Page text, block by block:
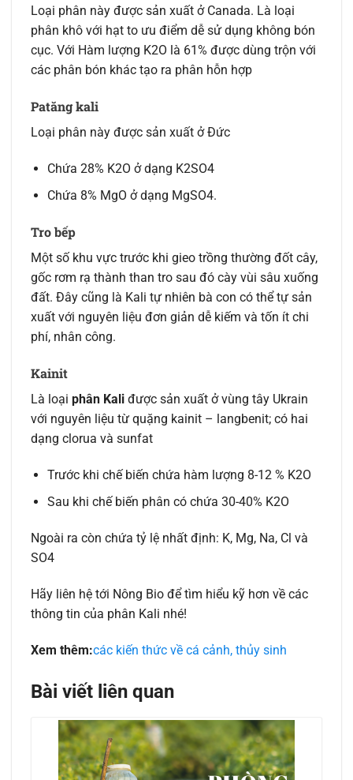
Loại phân này được sản xuất ở Canada. Là loại
phân khô với hạt to ưu điểm dễ sử dụng không bón
cục. Với Hàm lượng K2O là 61% được dùng trộn với
các phân bón khác tạo ra phân hỗn hợp
Patăng kali
Loại phân này được sản xuất ở Đức
Chứa 28% K2O ở dạng K2SO4
Chứa 8% MgO ở dạng MgSO4.
Tro bếp
Một số khu vực trước khi gieo trồng thường đốt cây,
gốc rơm rạ thành than tro sau đó cày vùi sâu xuống
đất. Đây cũng là Kali tự nhiên bà con có thể tự sản
xuất với nguyên liệu đơn giản dễ kiếm và tốn ít chi
phí, nhân công.
Kainit
Là loại phân Kali được sản xuất ở vùng tây Ukrain
với nguyên liệu từ quặng kainit – langbenit; có hai
dạng clorua và sunfat
Trước khi chế biến chứa hàm lượng 8-12 % K2O
Sau khi chế biến phân có chứa 30-40% K2O
Ngoài ra còn chứa tỷ lệ nhất định: K, Mg, Na, Cl và
SO4
Hãy liên hệ tới Nông Bio để tìm hiểu kỹ hơn về các
thông tin của phân Kali nhé!
Xem thêm:các kiến thức về cá cảnh, thủy sinh
Bài viết liên quan